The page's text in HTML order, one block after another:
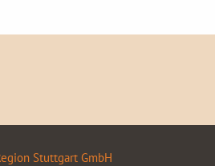
Stuttgart GmbH